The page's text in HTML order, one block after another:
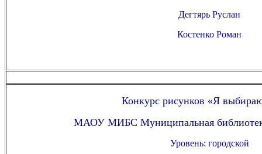
Дегтярь Руслан
Костенко Роман
Конкурс рисунков «Я
МАОУ МИБС Муниципальная
Уровень: городской